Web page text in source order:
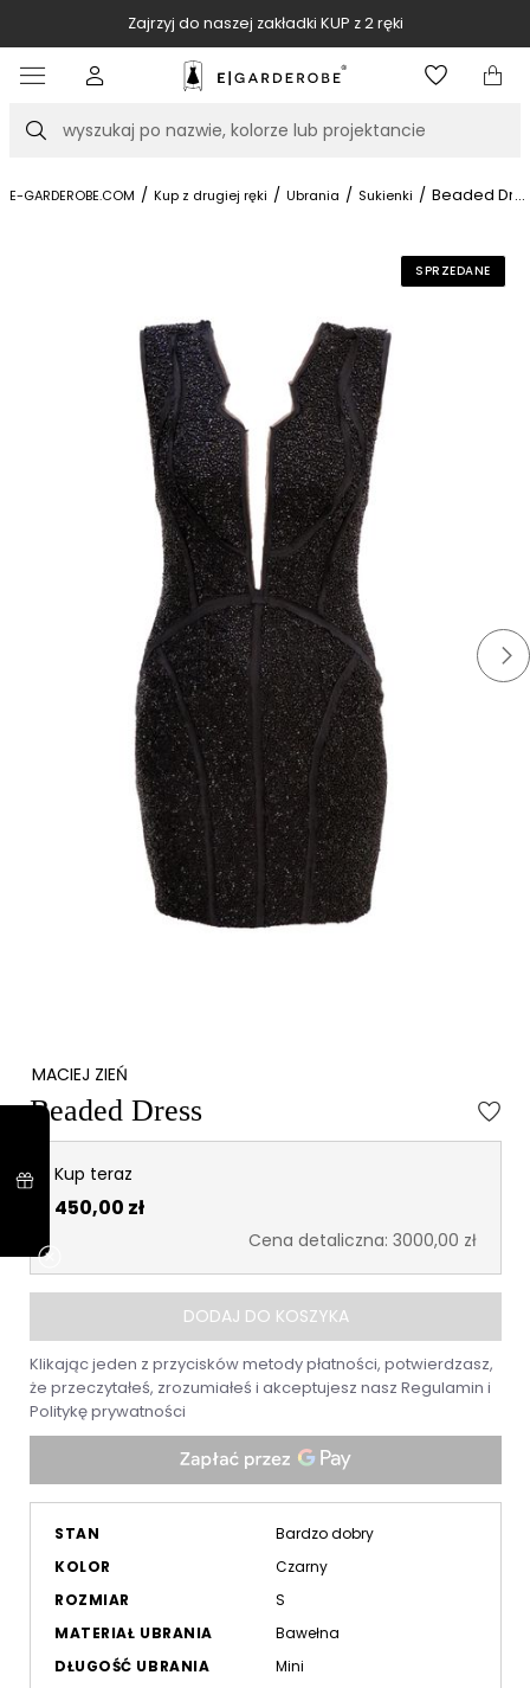
Zajrzyj do naszej zakładki KUP z 2 ręki
Szukaj
E-GARDEROBE.COM / Kup z drugiej ręki / Ubrania / Sukienki / Beaded ...
SPRZEDANE
MACIEJ ZIEŃ
Beaded Dress
Kup teraz
450,00 zł
Cena detaliczna: 3000,00 zł
DODAJ DO KOSZYKA
Klikając jeden z przycisków metody płatności, potwierdzasz,
że przeczytałeś, zrozumiałeś i akceptujesz nasz Regulamin i
Politykę prywatności
STAN
Bardzo dobry
KOLOR
Czarny
ROZMIAR
S
MATERIAŁ UBRANIA
Bawełna
DŁUGOŚĆ UBRANIA
Mini